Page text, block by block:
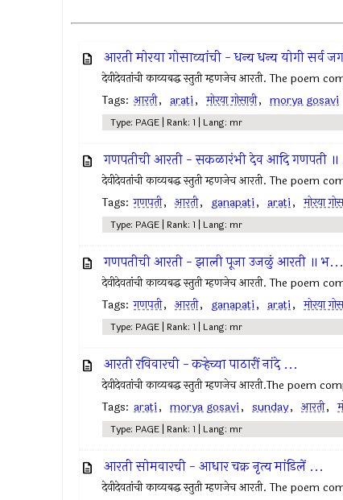
आरती मोरया गोसाव्यांची - धन्य धन्य योगी सर्व
देवीदेवतांची काव्यबद्ध स्तुती म्हणजेच आरती. The
Tags: आरती, arati, मोरया गोसावी, morya gosavi
Type: PAGE | Rank: 1 | Lang: mr
गणपतीची आरती - सकळारंभी देव आदि गणपती
देवीदेवतांची काव्यबद्ध स्तुती म्हणजेच आरती. The
Tags: गणपती, आरती, ganapati, arati, मोरया
Type: PAGE | Rank: 1 | Lang: mr
गणपतीची आरती - झाली पूजा उजळुं आरती ॥ भ...
देवीदेवतांची काव्यबद्ध स्तुती म्हणजेच आरती. The
Tags: गणपती, आरती, ganapati, arati, मोरया
Type: PAGE | Rank: 1 | Lang: mr
आरती रविवारची - कर्‍हेच्या पाठारीं नांदे ...
देवीदेवतांची काव्यबद्ध स्तुती म्हणजेच आरती.The poem
Tags: arati, morya gosavi, sunday, आरती,
Type: PAGE | Rank: 1 | Lang: mr
आरती सोमवारची - आधार चक्र नृत्य मांडिलें ...
देवीदेवतांची काव्यबद्ध स्तुती म्हणजेच आरती. The